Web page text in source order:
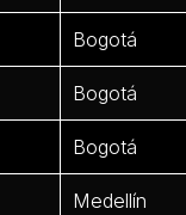
Bogotá
Bogotá
Bogotá
Medellín